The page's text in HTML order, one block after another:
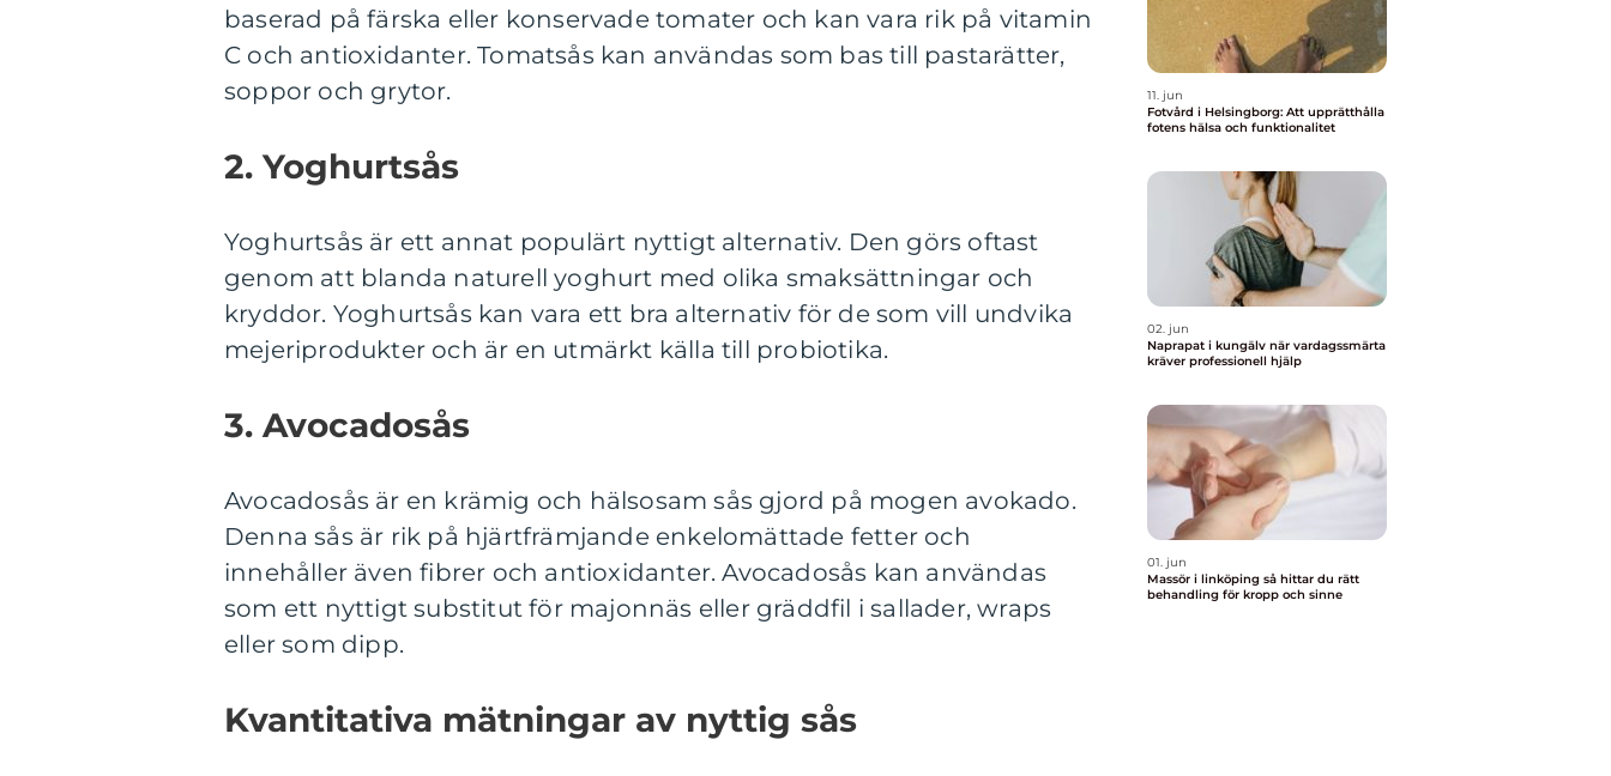
baserad på färska eller konservade tomater och kan vara rik på vitamin
C och antioxidanter. Tomatsås kan användas som bas till pastarätter,
soppor och grytor.
2. Yoghurtsås
Yoghurtsås är ett annat populärt nyttigt alternativ. Den görs oftast
genom att blanda naturell yoghurt med olika smaksättningar och
kryddor. Yoghurtsås kan vara ett bra alternativ för de som vill undvika
mejeriprodukter och är en utmärkt källa till probiotika.
3. Avocadosås
Avocadosås är en krämig och hälsosam sås gjord på mogen avokado.
Denna sås är rik på hjärtfrämjande enkelomättade fetter och
innehåller även fibrer och antioxidanter. Avocadosås kan användas
som ett nyttigt substitut för majonnäs eller gräddfil i sallader, wraps
eller som dipp.
Kvantitativa mätningar av nyttig sås
11. jun
Fotvård i Helsingborg: Att upprätthålla
fotens hälsa och funktionalitet
02. jun
Naprapat i kungälv när vardagssmärta
kräver professionell hjälp
01. jun
Massör i linköping så hittar du rätt
behandling för kropp och sinne